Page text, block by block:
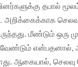
தபால்
அறிக்கைக்காக
மீண்டும் ஒரு
வேண்டும் என்பதனால்,
ஆகையால்,